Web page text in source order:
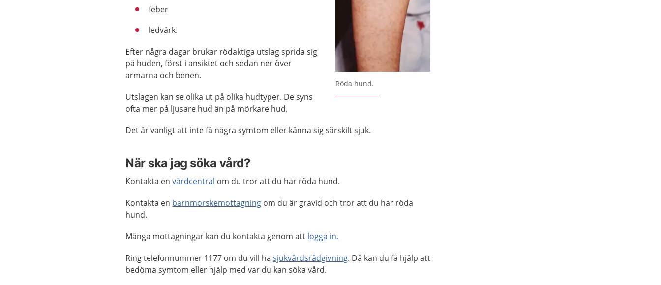
Röda hund.
feber
ledvärk.
Efter några dagar brukar rödaktiga utslag sprida sig
på huden, först i ansiktet och sedan ner över
armarna och benen.
Utslagen kan se olika ut på olika hudtyper. De syns
ofta mer på ljusare hud än på mörkare hud.
Det är vanligt att inte få några symtom eller känna sig särskilt sjuk.
När ska jag söka vård?
Kontakta envårdcentral om du tror att du har röda hund.
Kontakta en barnmorskemottagning om du är gravid och tror att du har röda
hund.
Många mottagningar kan du kontakta genom att logga in.
Ring telefonnummer 1177 om du vill hasjukvårdsrådgivning. Då kan du få hjälp att
bedöma symtom eller hjälp med var du kan söka vård.